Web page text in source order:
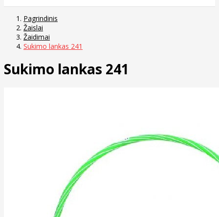
Pagrindinis
Žaislai
Žaidimai
Sukimo lankas 241
Sukimo lankas 241